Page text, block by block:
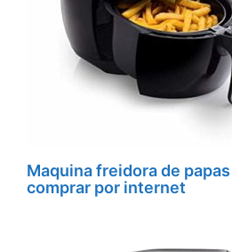
Maquina freidora de
comprar por internet